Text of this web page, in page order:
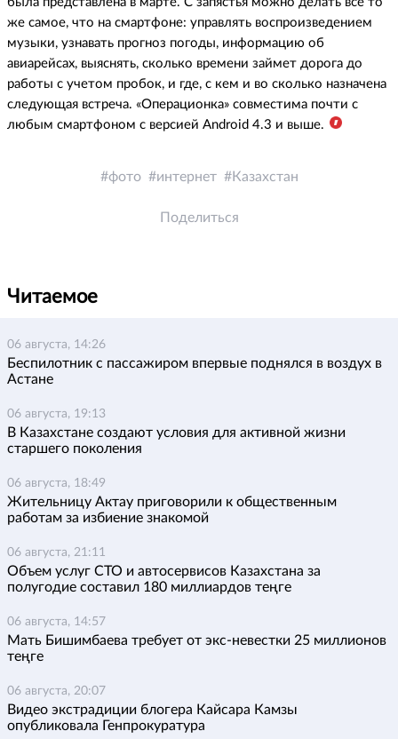
же самое, что на смартфоне: управлять воспроизведением
музыки, узнавать прогноз погоды, информацию об
авиарейсах, выяснять, сколько времени займет дорога до
работы с учетом пробок, и где, с кем и во сколько назначена
следующая встреча. «Операционка» совместима почти с
любым смартфоном с версией Android 4.3 и выше.
фото интернет Казахстан
Поделиться
Читаемое
06 августа, 14:26
Беспилотник с пассажиром впервые поднялся в воздух в
Астане
06 августа, 19:13
В Казахстане создают условия для активной жизни
старшего поколения
06 августа, 18:49
Жительницу Актау приговорили к общественным
работам за избиение знакомой
06 августа, 21:11
Объем услуг СТО и автосервисов Казахстана за
полугодие составил 180 миллиардов теңге
06 августа, 14:57
Мать Бишимбаева требует от экс-невестки 25 миллионов
теңге
06 августа, 20:07
Видео экстрадиции блогера Кайсара Камзы
опубликовала Генпрокуратура